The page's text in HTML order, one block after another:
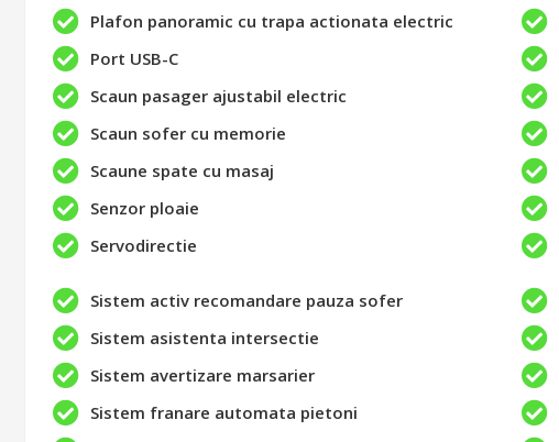
Plafon panoramic cu trapa actionata electric
Port USB-C
Scaun pasager ajustabil electric
Scaun sofer cu memorie
Scaune spate cu masaj
Senzor ploaie
Servodirectie
Sistem activ recomandare pauza sofer
Sistem asistenta intersectie
Sistem avertizare marsarier
Sistem franare automata pietoni